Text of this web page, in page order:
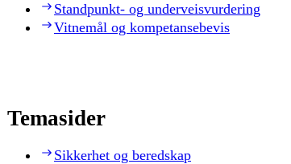
Standpunkt- og underveisvurdering
Vitnemål og kompetansebevis
Temasider
Sikkerhet og beredskap